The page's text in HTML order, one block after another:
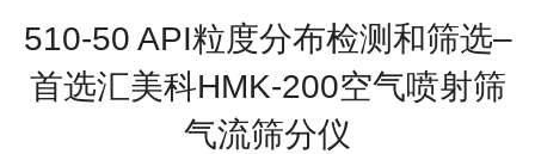
510-50 API粒度分布检测和筛选–
首选汇美科HMK-200空气喷射筛
气流筛分仪